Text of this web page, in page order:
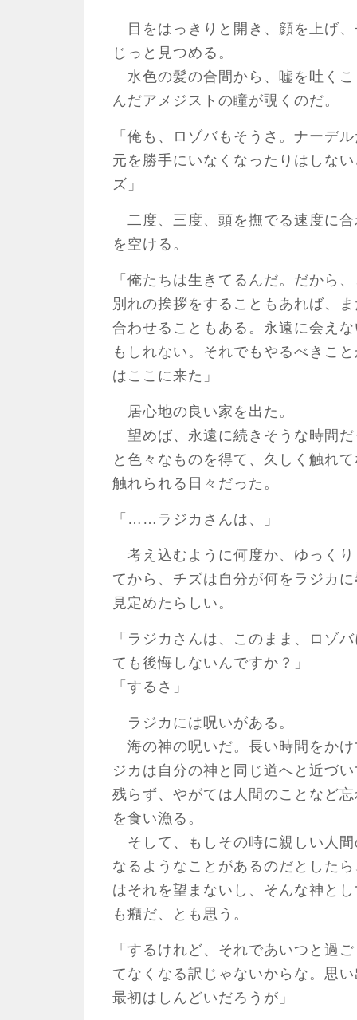
目をはっきりと開き、顔を上げ
じっと見つめる。
水色の髪の合間から、嘘を吐く
んだアメジストの瞳が覗くのだ。
「俺も、ロゾバもそうさ。ナーデ
元を勝手にいなくなったりはしな
ズ」
二度、三度、頭を撫でる速度に
を空ける。
「俺たちは生きてるんだ。だから
別れの挨拶をすることもあれば、
合わせることもある。永遠に会え
もしれない。それでもやるべきこ
はここに来た」
居心地の良い家を出た。
望めば、永遠に続きそうな時間
と色々なものを得て、久しく触れ
触れられる日々だった。
「……ラジカさんは、」
考え込むように何度か、ゆっく
てから、チズは自分が何をラジカ
見定めたらしい。
「ラジカさんは、このまま、ロゾ
ても後悔しないんですか？」
「するさ」
ラジカには呪いがある。
海の神の呪いだ。長い時間をか
ジカは自分の神と同じ道へと近づ
残らず、やがては人間のことなど
を食い漁る。
そして、もしその時に親しい人
なるようなことがあるのだとした
はそれを望まないし、そんな神と
も癪だ、とも思う。
「するけれど、それであいつと過
てなくなる訳じゃないからな。思
最初はしんどいだろうが」